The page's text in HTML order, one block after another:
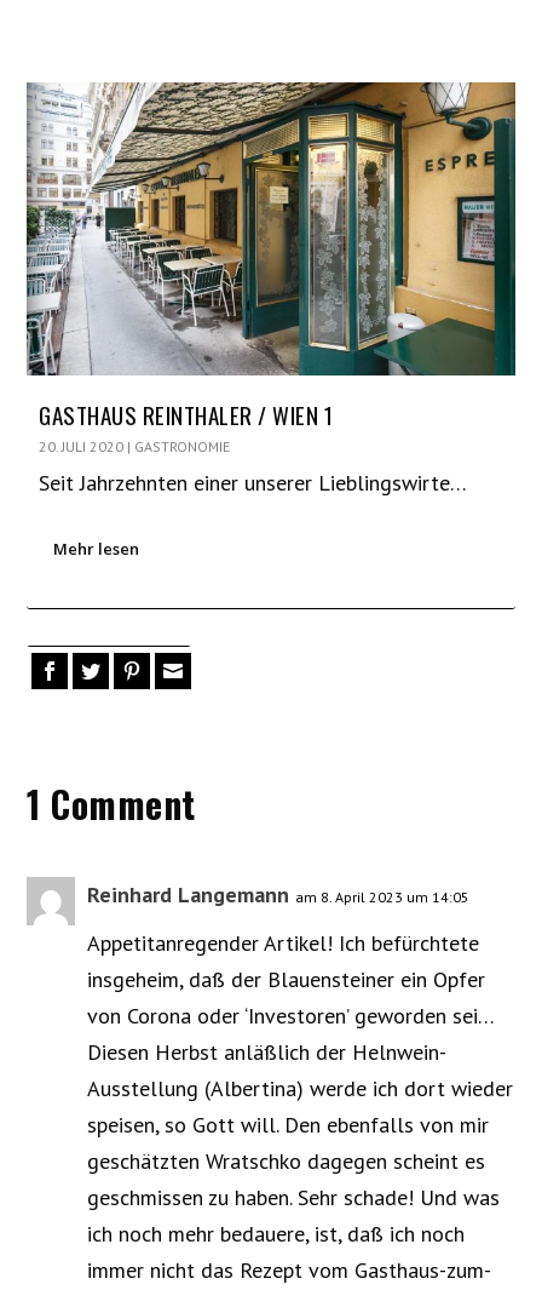
GASTHAUS REINTHALER / WIEN 1
20. JULI 2020 | GASTRONOMIE
Seit Jahrzehnten einer unserer Lieblingswirte…
Mehr lesen
1 Comment
Reinhard Langemann am 8. April 2023 um 14:05
Appetitanregender Artikel! Ich befürchtete
insgeheim, daß der Blauensteiner ein Opfer
von Corona oder ‘Investoren’ geworden sei…
Diesen Herbst anläßlich der Helnwein-
Ausstellung (Albertina) werde ich dort wieder
speisen, so Gott will. Den ebenfalls von mir
geschätzten Wratschko dagegen scheint es
geschmissen zu haben. Sehr schade! Und was
ich noch mehr bedauere, ist, daß ich noch
immer nicht das Rezept vom Gasthaus-zum-